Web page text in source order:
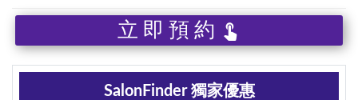
立即預約
SalonFinder 獨家優惠